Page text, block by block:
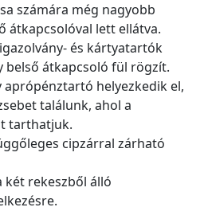
számára még nagyobb
átkapcsolóval lett ellátva.
és kártyatartók
belső átkapcsoló fül rögzít.
helyezkedik el,
találunk, ahol a
tarthatjuk.
cipzárral zárható
két rekeszből álló